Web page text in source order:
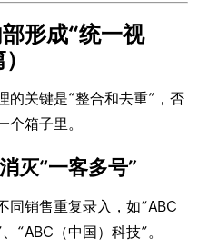
形成“统一视
的关键是“整合和去重”，否
个箱子里。
灭“一客多号”
同销售重复录入，如“ABC
“ABC（中国）科技”。